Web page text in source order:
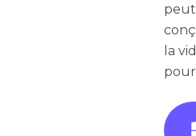
peut
la
pour